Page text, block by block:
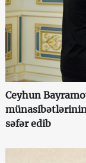
Ceyhun
səfər edib